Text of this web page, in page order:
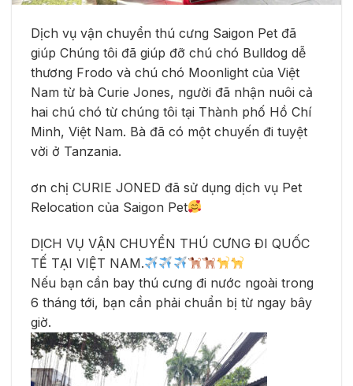
Dịch vụ vận chuyển thú cưng Saigon Pet đã
giúp Chúng tôi đã giúp đỡ chú chó Bulldog dễ
thương Frodo và chú chó Moonlight của Việt
Nam từ bà Curie Jones, người đã nhận nuôi cả
hai chú chó từ chúng tôi tại Thành phố Hồ Chí
Minh, Việt Nam. Bà đã có một chuyến đi tuyệt
vời ở Tanzania.
ơn chị CURIE JONED đã sử dụng dịch vụ Pet
Relocation của Saigon Pet
DỊCH VỤ VẬN CHUYỂN THÚ CƯNG ĐI QUỐC
TẾ TẠI VIỆT NAM.
Nếu bạn cần bay thú cưng đi nước ngoài trong
6 tháng tới, bạn cần phải chuẩn bị từ ngay bây
giờ.